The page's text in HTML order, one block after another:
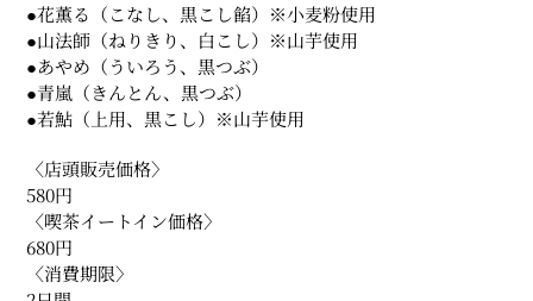
●花薫る（こなし、黒こし餡）※小麦粉使用
●山法師（ねりきり、白こし）※山芋使用
●あやめ（ういろう、黒つぶ）
●青嵐（きんとん、黒つぶ）
●若鮎（上用、黒こし）※山芋使用
〈店頭販売価格〉
580円
〈喫茶イートイン価格〉
680円
〈消費期限〉